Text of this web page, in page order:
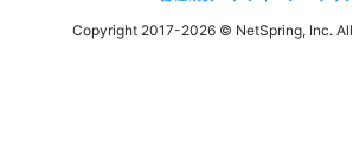
Copyright 2017-2026 © NetSpring, Inc.